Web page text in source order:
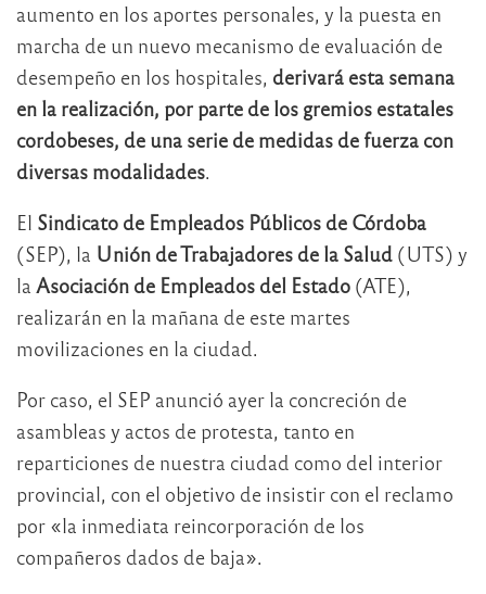
aumento en los aportes personales, y la puesta en
marcha de un nuevo mecanismo de evaluación de
desempeño en los hospitales, derivará esta semana
en la realización, por parte de los gremios estatales
cordobeses, de una serie de medidas de fuerza con
diversas modalidades.
El Sindicato de Empleados Públicos de Córdoba
(SEP), la Unión de Trabajadores de la Salud (UTS) y
la Asociación de Empleados del Estado (ATE),
realizarán en la mañana de este martes
movilizaciones en la ciudad.
Por caso, el SEP anunció ayer la concreción de
asambleas y actos de protesta, tanto en
reparticiones de nuestra ciudad como del interior
provincial, con el objetivo de insistir con el reclamo
por «la inmediata reincorporación de los
compañeros dados de baja».